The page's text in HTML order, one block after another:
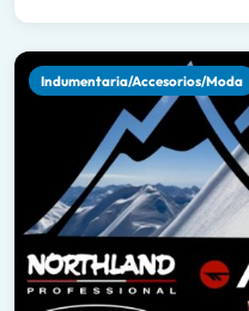
Indumentaria/Accesorios/Moda